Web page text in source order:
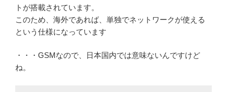
トが搭載されています。
このため、海外であれば、単独でネットワークが使える
という仕様になっています
・・・GSMなので、日本国内では意味ないんですけど
ね。